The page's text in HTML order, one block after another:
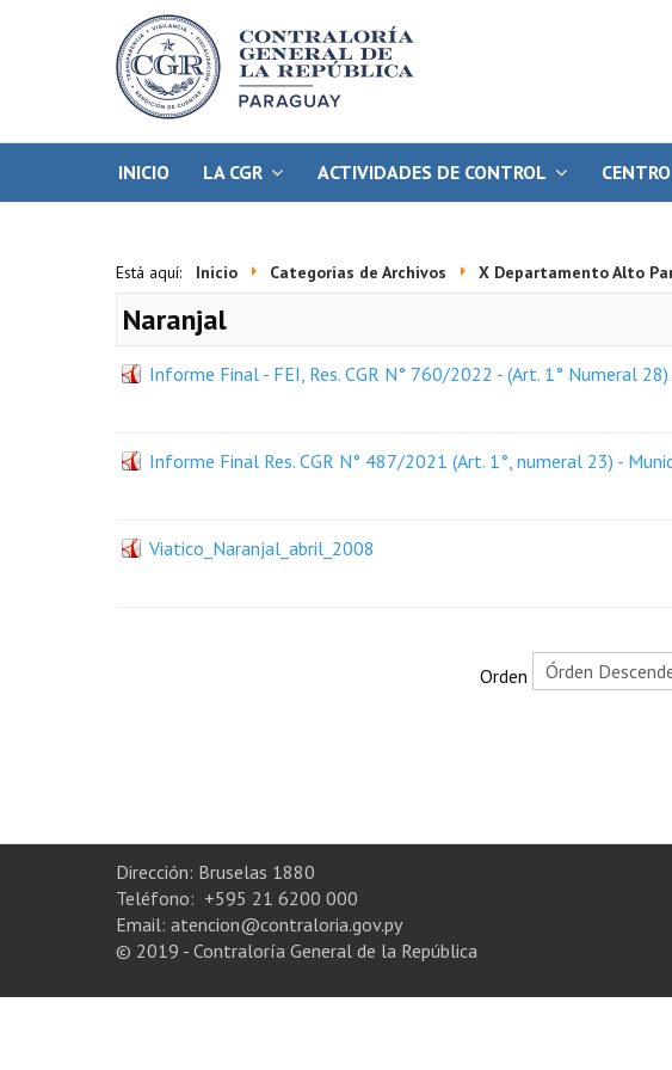
INICIO LA CGR ACTIVIDADES DE CONTROL
Está aquí: Inicio Categorias de Archivos X Departamento Alto
Naranjal
Informe Final - FEI, Res. CGR N° 760/2022 - (Art. 1° Numeral
Informe Final Res. CGR N° 487/2021 (Art. 1°, numeral 23) -
Viatico_Naranjal_abril_2008
Orden
Dirección: Bruselas 1880
Teléfono: +595 21 6200 000
Email: atencion@contraloria.gov.py
© 2019 - Contraloría General de la República